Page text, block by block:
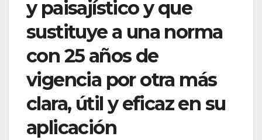
y paisajístico y que
sustituye a una norma
con 25 años de
vigencia por otra más
clara, útil y eficaz en su
aplicación